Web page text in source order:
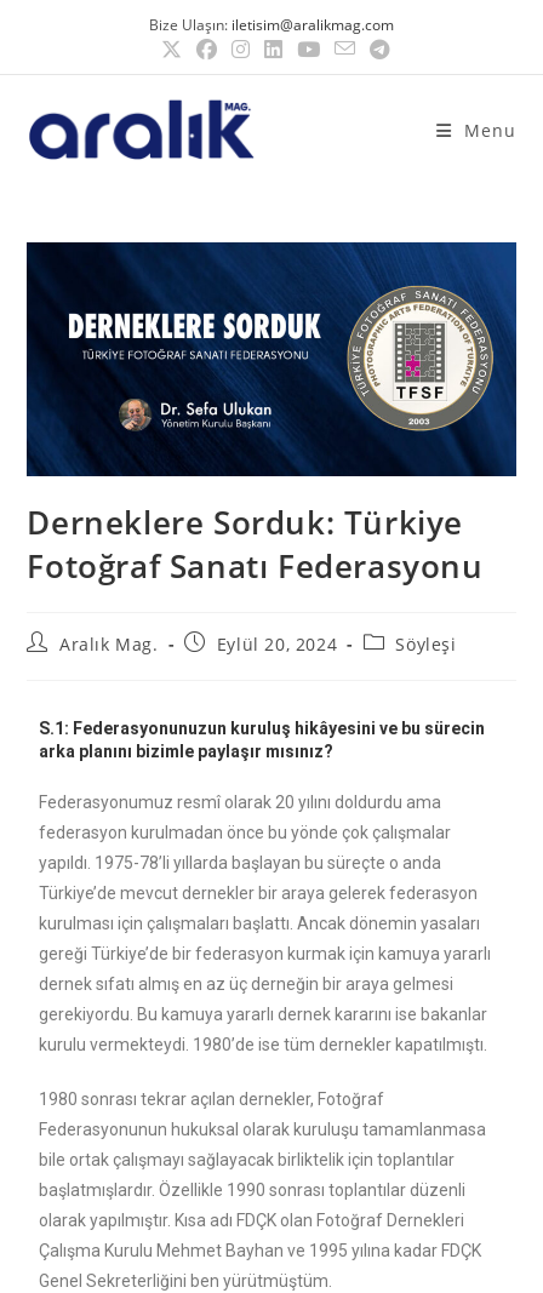
Bize Ulaşın: iletisim@aralikmag.com
Menu
Derneklere Sorduk: Türkiye
Fotoğraf Sanatı Federasyonu
Aralık Mag. Eylül 20, 2024 Söyleşi
S.1: Federasyonunuzun kuruluş hikâyesini ve bu sürecin
arka planını bizimle paylaşır mısınız?
Federasyonumuz resmî olarak 20 yılını doldurdu ama
federasyon kurulmadan önce bu yönde çok çalışmalar
yapıldı. 1975-78’li yıllarda başlayan bu süreçte o anda
Türkiye’de mevcut dernekler bir araya gelerek federasyon
kurulması için çalışmaları başlattı. Ancak dönemin yasaları
gereği Türkiye’de bir federasyon kurmak için kamuya yararlı
dernek sıfatı almış en az üç derneğin bir araya gelmesi
gerekiyordu. Bu kamuya yararlı dernek kararını ise bakanlar
kurulu vermekteydi. 1980’de ise tüm dernekler kapatılmıştı.
1980 sonrası tekrar açılan dernekler, Fotoğraf
Federasyonunun hukuksal olarak kuruluşu tamamlanmasa
bile ortak çalışmayı sağlayacak birliktelik için toplantılar
başlatmışlardır. Özellikle 1990 sonrası toplantılar düzenli
olarak yapılmıştır. Kısa adı FDÇK olan Fotoğraf Dernekleri
Çalışma Kurulu Mehmet Bayhan ve 1995 yılına kadar FDÇK
Genel Sekreterliğini ben yürütmüştüm.